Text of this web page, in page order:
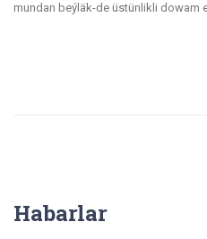
mundan beýläk-de üstünlikli dowam
Habarlar